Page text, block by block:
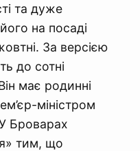
та дуже
на посаді
За версією
до сотні
має родинні
міністром
Броварах
тим, що